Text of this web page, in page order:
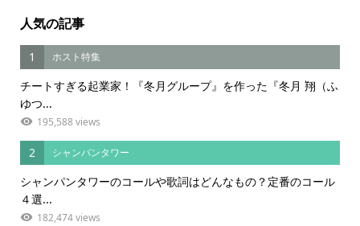
人気の記事
1 ホスト特集
チートすぎる起業家！『冬月グループ』を作った『冬月 翔（ふ
ゆつ...
195,588 views
2 シャンパンタワー
シャンパンタワーのコールや歌詞はどんなもの？定番のコール
４選...
182,474 views